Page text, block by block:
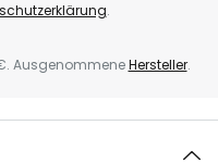
.
AusgenommeneHersteller.